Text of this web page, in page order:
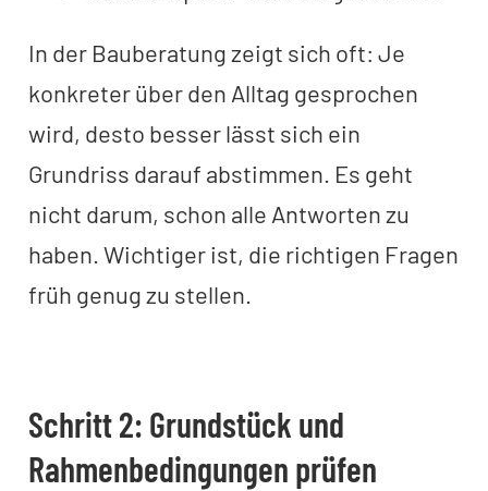
In der Bauberatung zeigt sich oft: Je
konkreter über den Alltag gesprochen
wird, desto besser lässt sich ein
Grundriss darauf abstimmen. Es geht
nicht darum, schon alle Antworten zu
haben. Wichtiger ist, die richtigen Fragen
früh genug zu stellen.
Schritt 2: Grundstück und
Rahmenbedingungen prüfen